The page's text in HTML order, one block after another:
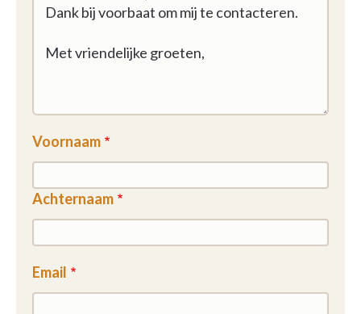
Voornaam
Achternaam
Email